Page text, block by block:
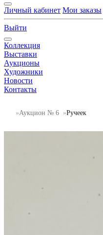
Личный кабинет Мои заказы
Выйти
Коллекция
Выставки
Аукционы
Художники
Новости
Контакты
Аукцион № 6 Ручеек